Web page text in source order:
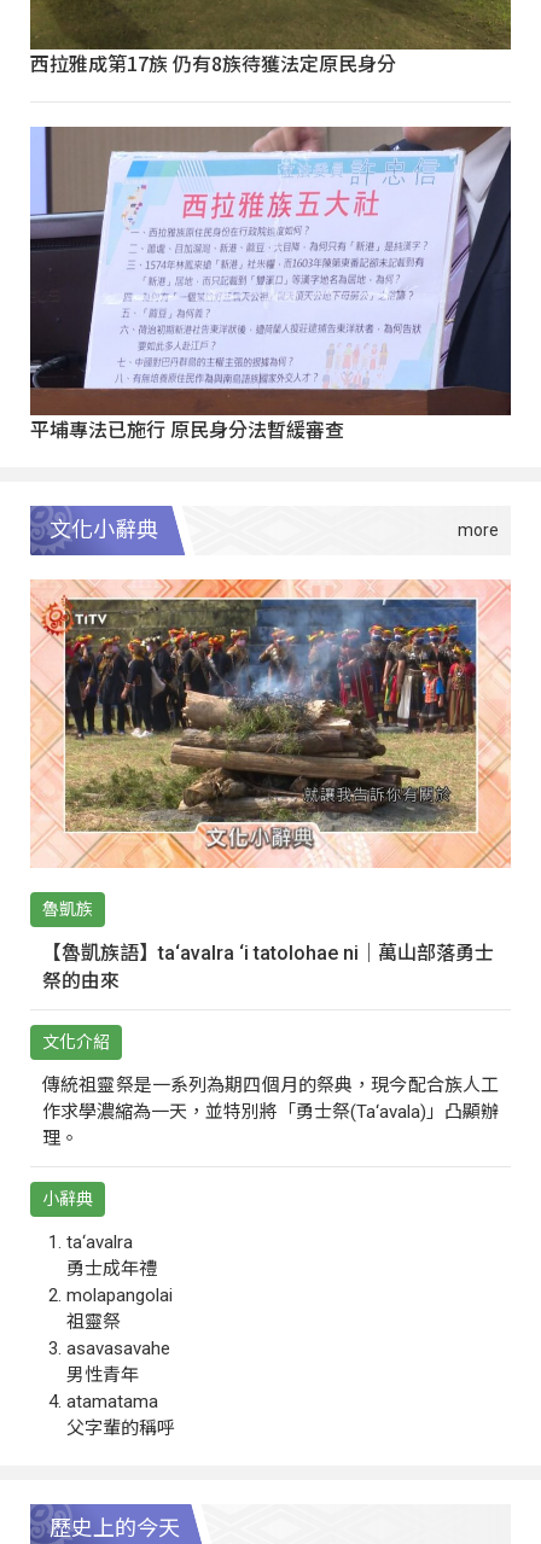
西拉雅成第17族 仍有8族待獲法定原民身分
平埔專法已施行 原民身分法暫緩審查
文化小辭典
魯凱族
【魯凱族語】ta‘avalra ‘i tatolohae ni｜萬山部落勇士
祭的由來
文化介紹
傳統祖靈祭是一系列為期四個月的祭典，現今配合族人工
作求學濃縮為一天，並特別將「勇士祭(Ta‘avala)」凸顯辦
理。
小辭典
ta‘avalra
勇士成年禮
molapangolai
祖靈祭
asavasavahe
男性青年
atamatama
父字輩的稱呼
歷史上的今天